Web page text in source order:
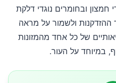
חמצון ובחומרים נוגדי דלקת
ולשמור על מראה
של כל אחד מהמזונות
במיוחד על העור.